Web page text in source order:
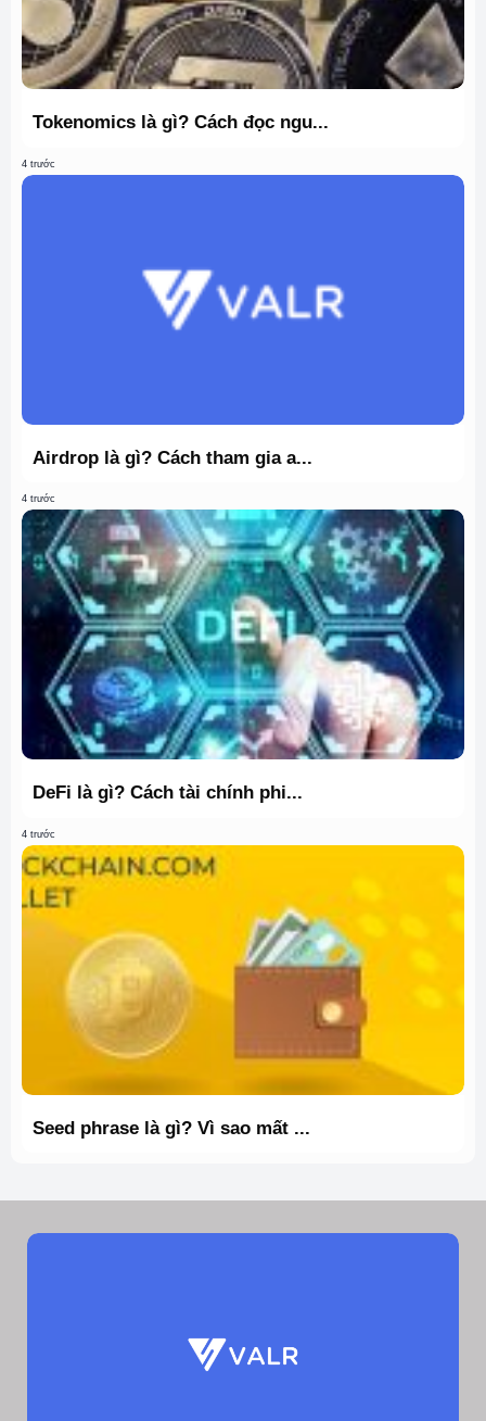
Tokenomics là gì? Cách đọc ngu...
4 trước
Airdrop là gì? Cách tham gia a...
4 trước
DeFi là gì? Cách tài chính phi...
4 trước
Seed phrase là gì? Vì sao mất ...